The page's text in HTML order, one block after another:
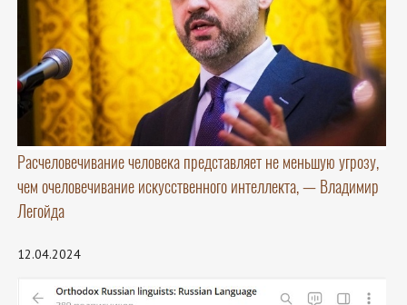
Расчеловечивание человека представляет не меньшую угрозу,
чем очеловечивание искусственного интеллекта, — Владимир
Легойда
12.04.2024